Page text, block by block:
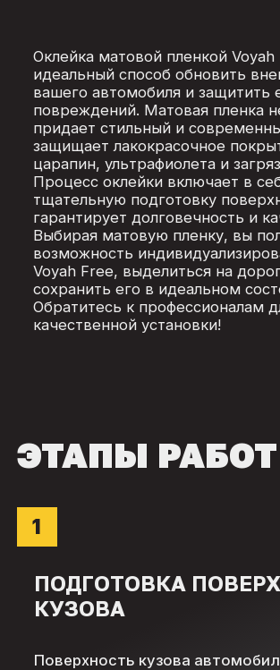
Оклейка матовой пленкой Voyah
идеальный способ обновить
вашего автомобиля и защитить
повреждений. Матовая пленка
придает стильный и
защищает лакокрасочное
царапин, ультрафиолета и
Процесс оклейки включает в
тщательную подготовку
гарантирует долговечность и
Выбирая матовую пленку, вы
возможность
Voyah Free, выделиться на
сохранить его в идеальном
Обратитесь к профессионалам
качественной установки!
ЭТАПЫ РАБОТ
ПОДГОТОВКА
КУЗОВА
Поверхность кузова
1